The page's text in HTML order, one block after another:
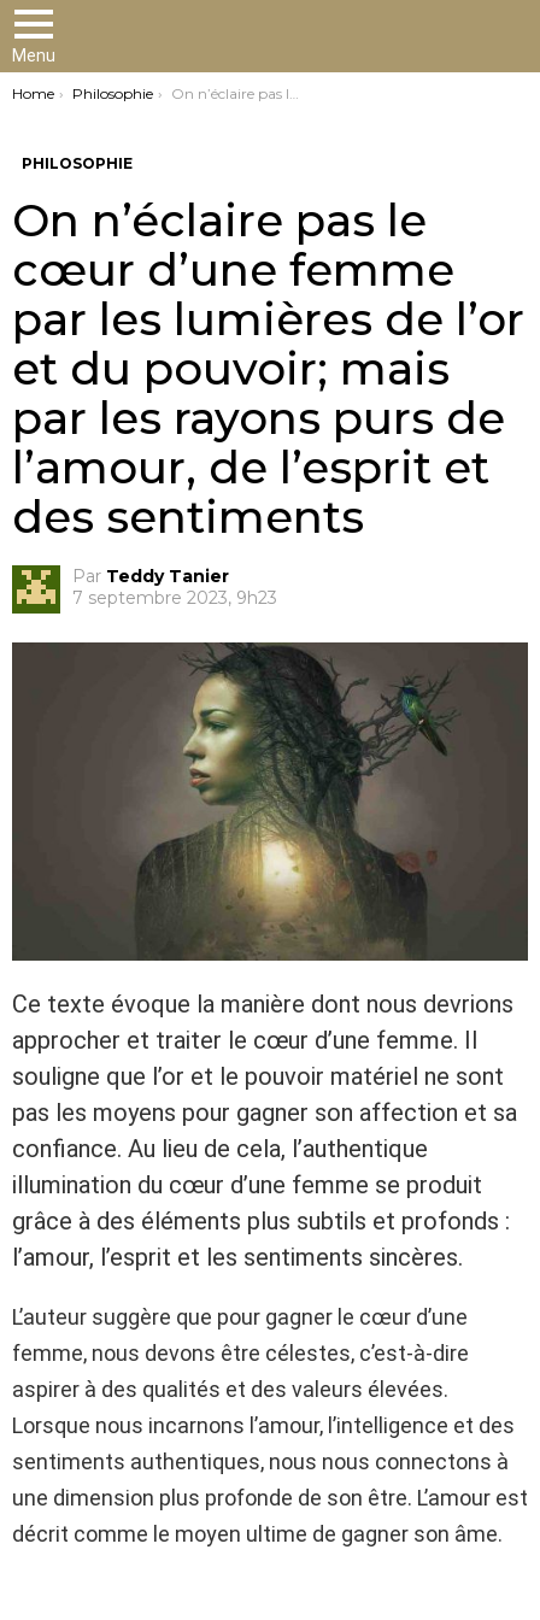
Menu
You are here:
Home Philosophie On n’éclaire pas le cœur d’une femme par les lumières de l’or et du pouvoir; mais par les rayons purs de l’amour, de l’esprit et des sentiments
PHILOSOPHIE
On n’éclaire pas le
cœur d’une femme
par les lumières de l’or
et du pouvoir; mais
par les rayons purs de
l’amour, de l’esprit et
des sentiments
Par Teddy Tanier
7 septembre 2023, 9h23
Ce texte évoque la manière dont nous devrions
approcher et traiter le cœur d’une femme. Il
souligne que l’or et le pouvoir matériel ne sont
pas les moyens pour gagner son affection et sa
confiance. Au lieu de cela, l’authentique
illumination du cœur d’une femme se produit
grâce à des éléments plus subtils et profonds :
l’amour, l’esprit et les sentiments sincères.
L’auteur suggère que pour gagner le cœur d’une
femme, nous devons être célestes, c’est-à-dire
aspirer à des qualités et des valeurs élevées.
Lorsque nous incarnons l’amour, l’intelligence et des
sentiments authentiques, nous nous connectons à
une dimension plus profonde de son être. L’amour est
décrit comme le moyen ultime de gagner son âme.